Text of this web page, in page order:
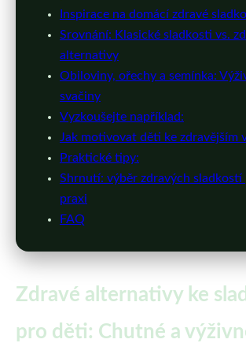
Inspirace na domácí zdravé
Srovnání: Klasické sladkosti vs.
alternativy
Obiloviny, ořechy a semínka:
svačiny
Vyzkoušejte například:
Jak motivovat děti ke zdravějším
Praktické tipy:
Shrnutí: výběr zdravých sladkostí
praxi
FAQ
Zdravé alternativy ke
pro děti: Chutné a